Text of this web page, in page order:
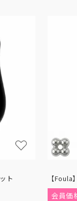
ト 【
会員価